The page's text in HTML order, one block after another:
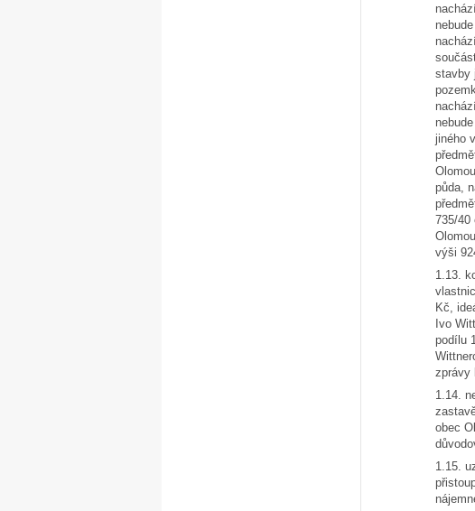
stavby
jiného
půda,
735/40
výši
1.13.
Kč,
Ivo
podílu
zprávy
1.14.
obec
1.15.